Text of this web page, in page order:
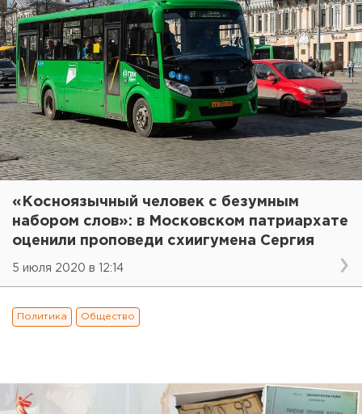
«Косноязычный человек с безумным
набором слов»: в Московском патриархате
оценили проповеди схиигумена Сергия
5 июля 2020 в 12:14
Политика Общество